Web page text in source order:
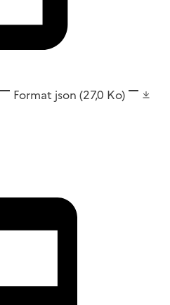
Format json (27,0 Ko)